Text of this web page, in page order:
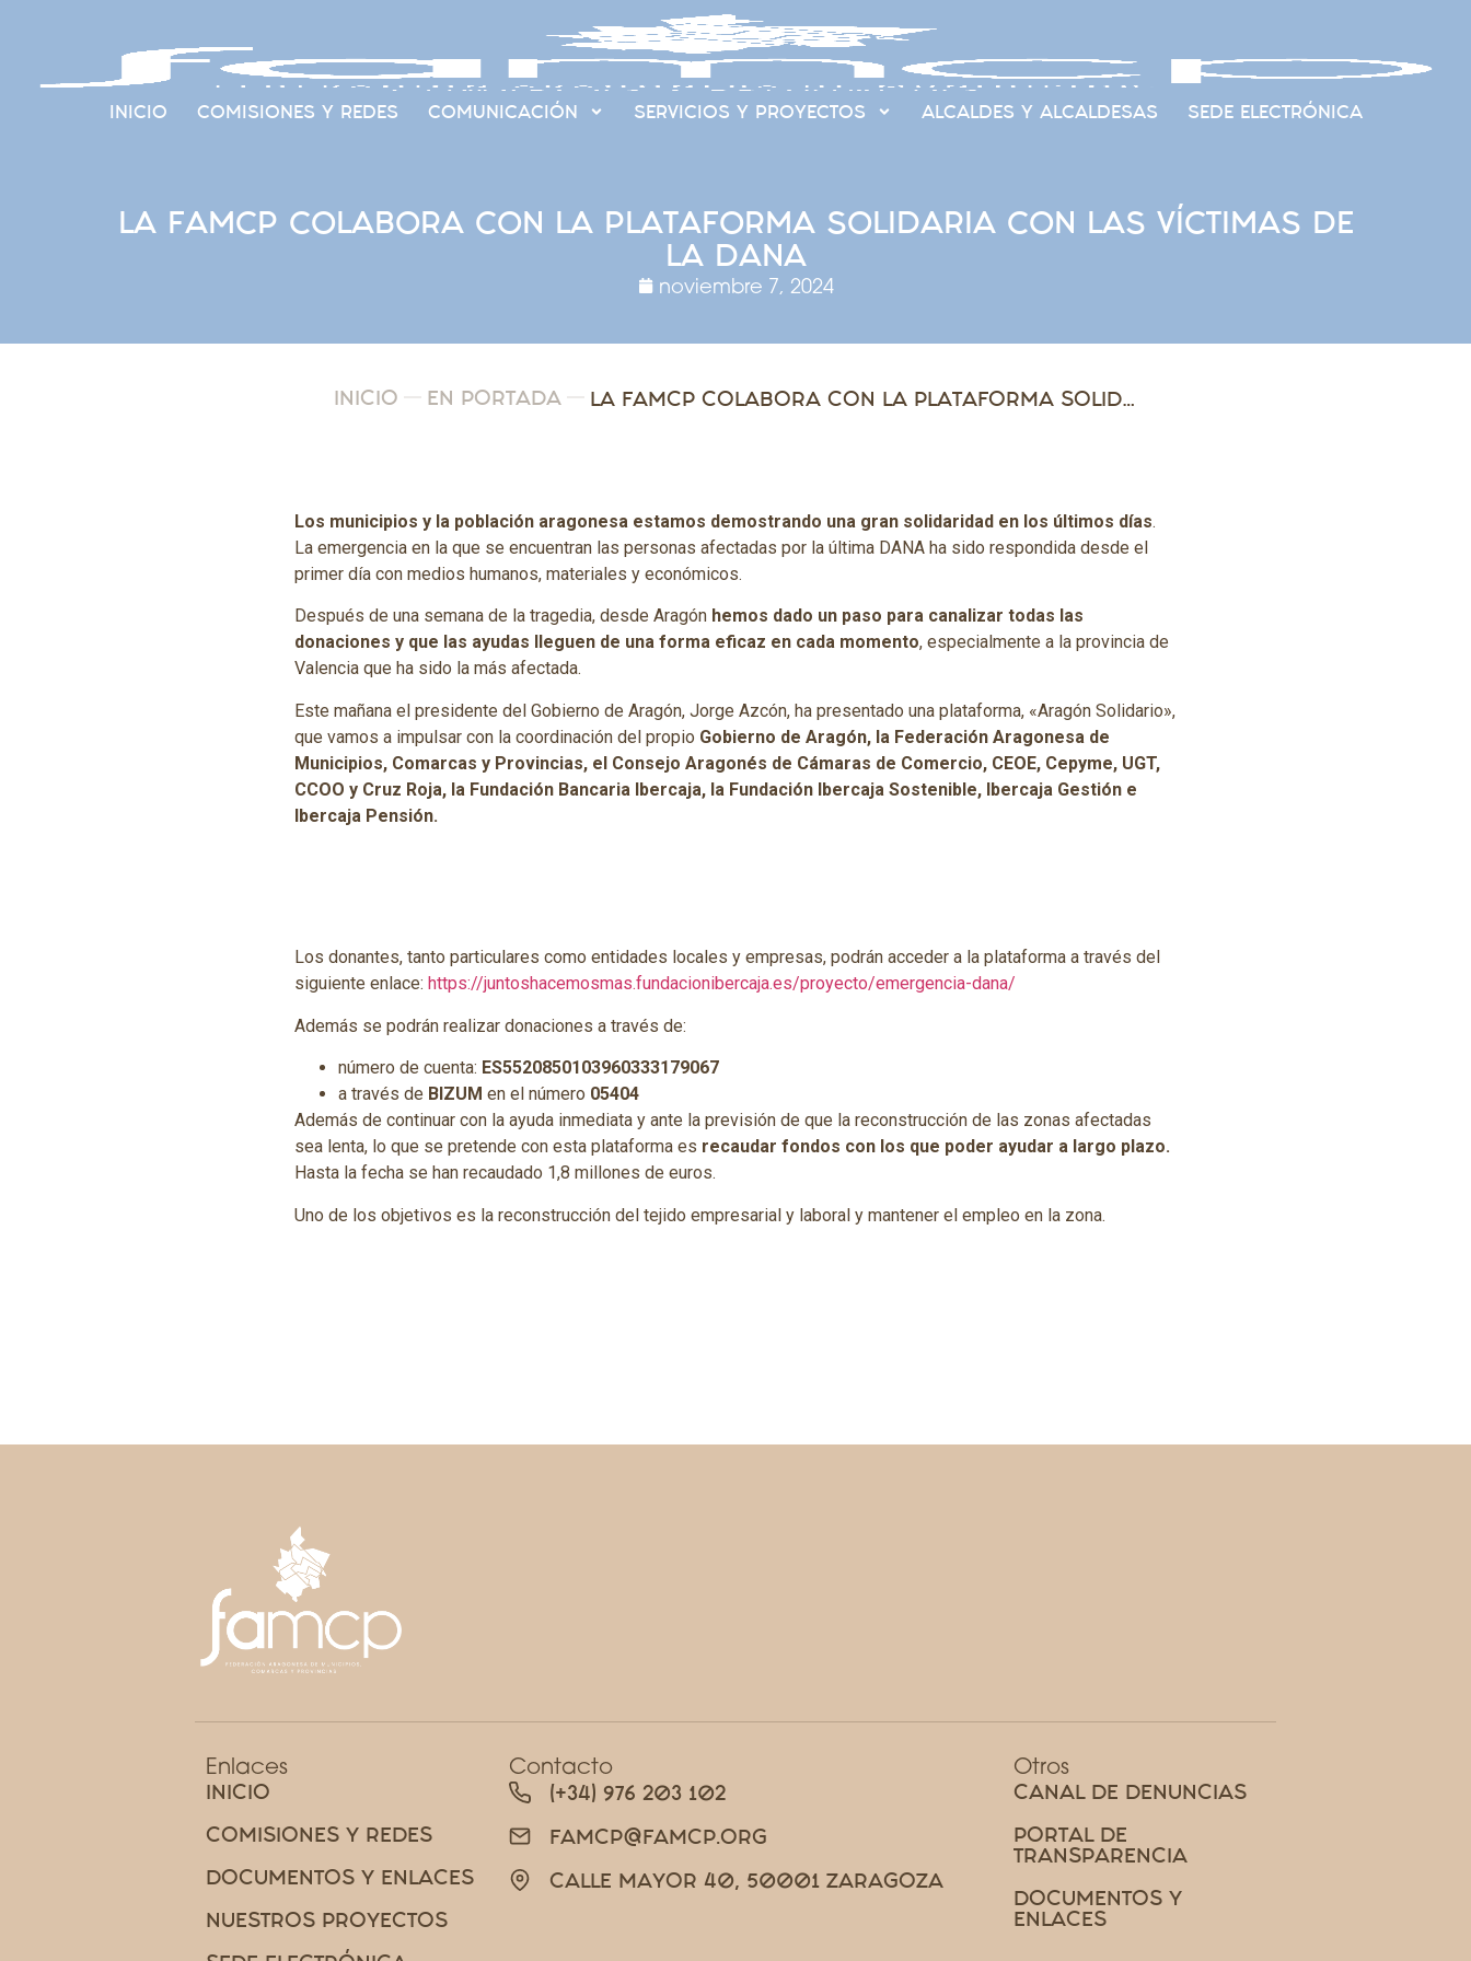
INICIO COMISIONES Y REDES COMUNICACIÓN SERVICIOS Y PROYECTOS ALCALDES Y ALCALDESAS SEDE ELECTRÓNICA
LA FAMCP COLABORA CON LA PLATAFORMA SOLIDARIA CON LAS VÍCTIMAS DE
LA DANA
noviembre 7, 2024
INICIO EN PORTADA LA FAMCP COLABORA CON LA PLATAFORMA SOLIDARIA CON LAS VÍCTIMAS DE LA DANA
Los municipios y la población aragonesa estamos demostrando una gran solidaridad en los últimos días.
La emergencia en la que se encuentran las personas afectadas por la última DANA ha sido respondida desde el
primer día con medios humanos, materiales y económicos.
Después de una semana de la tragedia, desde Aragón hemos dado un paso para canalizar todas las
donaciones y que las ayudas lleguen de una forma eficaz en cada momento, especialmente a la provincia de
Valencia que ha sido la más afectada.
Este mañana el presidente del Gobierno de Aragón, Jorge Azcón, ha presentado una plataforma, «Aragón Solidario»,
que vamos a impulsar con la coordinación del propio Gobierno de Aragón, la Federación Aragonesa de
Municipios, Comarcas y Provincias, el Consejo Aragonés de Cámaras de Comercio, CEOE, Cepyme, UGT,
CCOO y Cruz Roja, la Fundación Bancaria Ibercaja, la Fundación Ibercaja Sostenible, Ibercaja Gestión e
Ibercaja Pensión.
Los donantes, tanto particulares como entidades locales y empresas, podrán acceder a la plataforma a través del
siguiente enlace: https://juntoshacemosmas.fundacionibercaja.es/proyecto/emergencia-dana/
Además se podrán realizar donaciones a través de:
número de cuenta: ES5520850103960333179067
a través de BIZUM en el número 05404
Además de continuar con la ayuda inmediata y ante la previsión de que la reconstrucción de las zonas afectadas
sea lenta, lo que se pretende con esta plataforma es recaudar fondos con los que poder ayudar a largo plazo.
Hasta la fecha se han recaudado 1,8 millones de euros.
Uno de los objetivos es la reconstrucción del tejido empresarial y laboral y mantener el empleo en la zona.
Enlaces
INICIO
COMISIONES Y REDES
DOCUMENTOS Y ENLACES
NUESTROS PROYECTOS
Contacto
(+34) 976 203 102
FAMCP@FAMCP.ORG
CALLE MAYOR 40, 50001 ZARAGOZA
Otros
CANAL DE DENUNCIAS
PORTAL DE
TRANSPARENCIA
DOCUMENTOS Y
ENLACES